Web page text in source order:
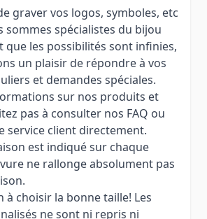
graver vos logos, symboles, etc
sommes spécialistes du bijou
que les possibilités sont infinies,
un plaisir de répondre à vos
et demandes spéciales.
sur nos produits et
pas à consulter nos FAQ ou
service client directement.
est indiqué sur chaque
ne rallonge absolument pas
à choisir la bonne taille! Les
ne sont ni repris ni